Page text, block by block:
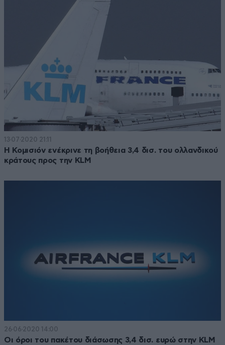
13·07·2020 21:11
Η Κομισιόν ενέκρινε τη βοήθεια 3,4 δισ. του ολλανδικού
κράτους προς την KLM
26·06·2020 14:00
Οι όροι του πακέτου διάσωσης 3,4 δισ. ευρώ στην KLM